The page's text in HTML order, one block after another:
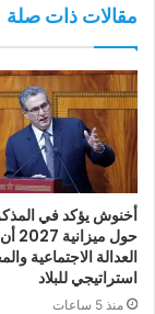
مقالات ذات صلة
أخنوش يؤكد في
حول
العدالة الاجتماعية
استراتيجي للبلاد
منذ 5 ساعات